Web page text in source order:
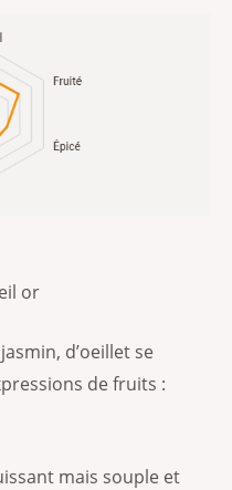
or
d’oeillet se
de fruits :
mais souple et